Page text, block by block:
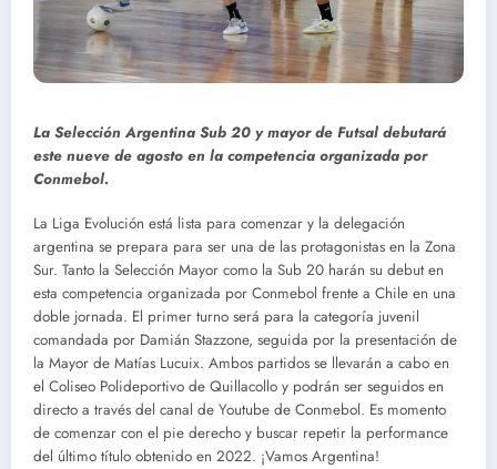
La Selección Argentina Sub 20 y mayor de Futsal debutará
este nueve de agosto en la competencia organizada por
Conmebol.
La Liga Evolución está lista para comenzar y la delegación
argentina se prepara para ser una de las protagonistas en la Zona
Sur. Tanto la Selección Mayor como la Sub 20 harán su debut en
esta competencia organizada por Conmebol frente a Chile en una
doble jornada. El primer turno será para la categoría juvenil
comandada por Damián Stazzone, seguida por la presentación de
la Mayor de Matías Lucuix. Ambos partidos se llevarán a cabo en
el Coliseo Polideportivo de Quillacollo y podrán ser seguidos en
directo a través del canal de Youtube de Conmebol. Es momento
de comenzar con el pie derecho y buscar repetir la performance
del último título obtenido en 2022. ¡Vamos Argentina!